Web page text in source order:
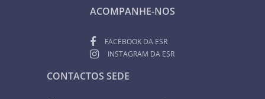
ACOMPANHE-NOS
FACEBOOK DA ESR
INSTAGRAM DA ESR
CONTACTOS SEDE